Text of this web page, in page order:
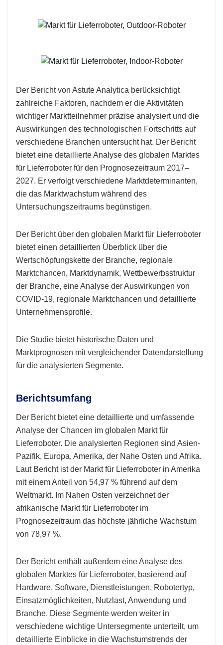
Der Bericht von Astute Analytica berücksichtigt
zahlreiche Faktoren, nachdem er die Aktivitäten
wichtiger Marktteilnehmer präzise analysiert und die
Auswirkungen des technologischen Fortschritts auf
verschiedene Branchen untersucht hat. Der Bericht
bietet eine detaillierte Analyse des globalen Marktes
für Lieferroboter für den Prognosezeitraum 2017–
2027. Er verfolgt verschiedene Marktdeterminanten,
die das Marktwachstum während des
Untersuchungszeitraums begünstigen.
Der Bericht über den globalen Markt für Lieferroboter
bietet einen detaillierten Überblick über die
Wertschöpfungskette der Branche, regionale
Marktchancen, Marktdynamik, Wettbewerbsstruktur
der Branche, eine Analyse der Auswirkungen von
COVID-19, regionale Marktchancen und detaillierte
Unternehmensprofile.
Die Studie bietet historische Daten und
Marktprognosen mit vergleichender Datendarstellung
für die analysierten Segmente.
Berichtsumfang
Der Bericht bietet eine detaillierte und umfassende
Analyse der Chancen im globalen Markt für
Lieferroboter. Die analysierten Regionen sind Asien-
Pazifik, Europa, Amerika, der Nahe Osten und Afrika.
Laut Bericht ist der Markt für Lieferroboter in Amerika
mit einem Anteil von 54,97 % führend auf dem
Weltmarkt. Im Nahen Osten verzeichnet der
afrikanische Markt für Lieferroboter im
Prognosezeitraum das höchste jährliche Wachstum
von 78,97 %.
Der Bericht enthält außerdem eine Analyse des
globalen Marktes für Lieferroboter, basierend auf
Hardware, Software, Dienstleistungen, Robotertyp,
Einsatzmöglichkeiten, Nutzlast, Anwendung und
Branche. Diese Segmente werden weiter in
verschiedene wichtige Untersegmente unterteilt, um
detaillierte Einblicke in die Wachstumstrends der